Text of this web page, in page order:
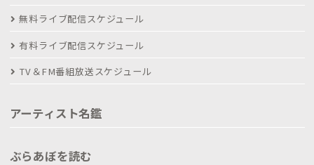
無料ライブ配信スケジュール
有料ライブ配信スケジュール
TV＆FM番組放送スケジュール
アーティスト名鑑
ぶらあぼを読む